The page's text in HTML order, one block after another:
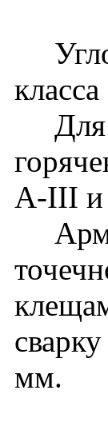
Для
A-III и
мм.